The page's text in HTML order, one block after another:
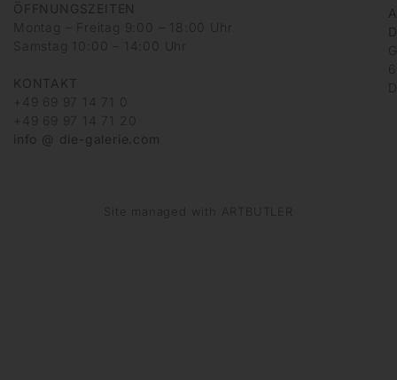
ÖFFNUNGSZEITEN
Montag – Freitag 9:00 – 18:00 Uhr
Samstag 10:00 – 14:00 Uhr
KONTAKT
+49 69 97 14 71 0
+49 69 97 14 71 20
info @ die-galerie.com
Site managed with ARTBUTLER